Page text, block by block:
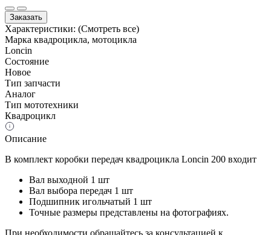
Заказать
Характеристики: (Смотреть все)
Марка квадроцикла, мотоцикла
Loncin
Состояние
Новое
Тип запчасти
Аналог
Тип мототехники
Квадроцикл
Описание
В комплект коробки передач квадроцикла Loncin 200 входит
Вал выходной 1 шт
Вал выбора передач 1 шт
Подшипник игольчатый 1 шт
Точные размеры представлены на фотографиях.
При необходимости обращайтесь за консультацией к